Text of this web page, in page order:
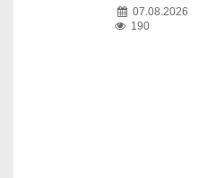
07.08.2026
190